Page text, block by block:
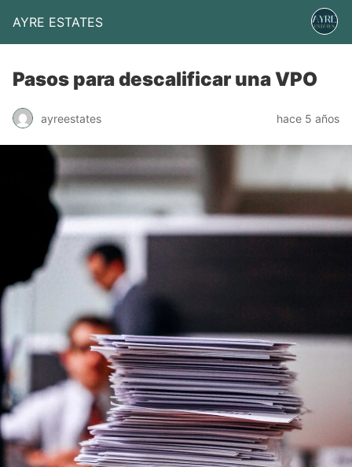
AYRE ESTATES
Pasos para descalificar una VPO
ayreestates hace 5 años